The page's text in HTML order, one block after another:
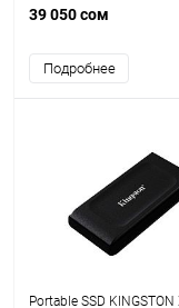
2HDMI 2DP Sp2*10W
39 050 сом
Подробнее
Portable SSD KINGSTON